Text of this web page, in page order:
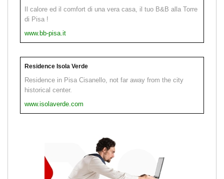
Il calore ed il comfort di una vera casa, il tuo B&B alla Torre
di Pisa !
www.bb-pisa.it
Residence Isola Verde
Residence in Pisa Cisanello, not far away from the city
historical center.
www.isolaverde.com